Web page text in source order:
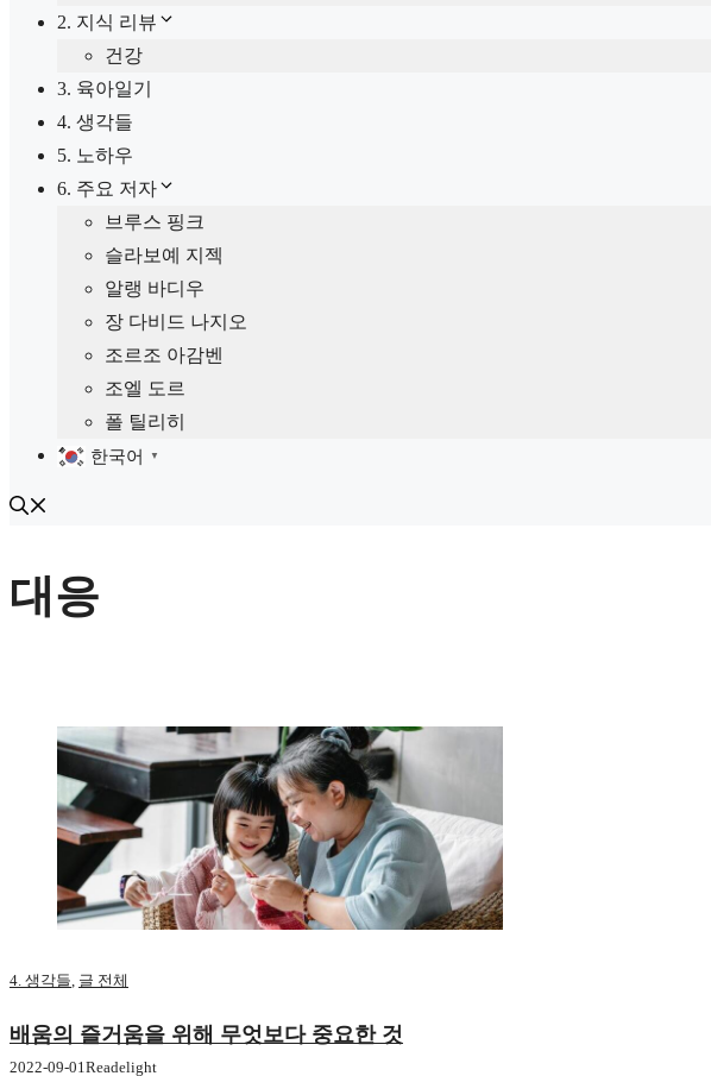
2. 지식 리뷰
건강
3. 육아일기
4. 생각들
5. 노하우
6. 주요 저자
브루스 핑크
슬라보예 지젝
알랭 바디우
장 다비드 나지오
조르조 아감벤
조엘 도르
폴 틸리히
한국어 ▼
대응
4. 생각들 글 전체
배움의 즐거움을 위해 무엇보다 중요한 것
2022-09-01 Readelight